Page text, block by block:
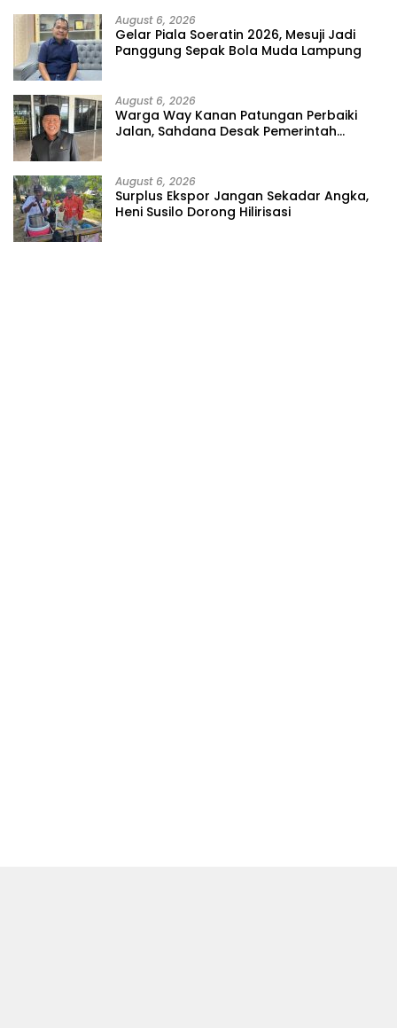
August 6, 2026
Gelar Piala Soeratin 2026, Mesuji Jadi
Panggung Sepak Bola Muda Lampung
August 6, 2026
Warga Way Kanan Patungan Perbaiki
Jalan, Sahdana Desak Pemerintah
August 6, 2026
Surplus Ekspor Jangan Sekadar Angka,
Heni Susilo Dorong Hilirisasi